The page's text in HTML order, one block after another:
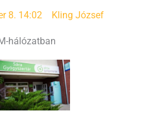
8. 14:02 Kling József
hálózatban